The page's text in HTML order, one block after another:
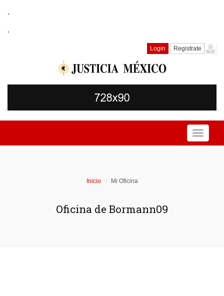
.
.
Login Registrate
Toggle
Inicio Mi Oficina
Oficina de Bormann09